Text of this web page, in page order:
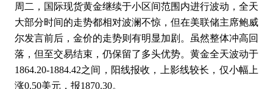
周二，国际现货黄金继续于小区间范围内进行波动，全天
大部分时间的走势都相对波澜不惊，但在美联储主席鲍威
尔发言前后，金价的走势则有明显加剧。虽然整体冲高回
落，但至交易结束，仍保留了多头优势。黄金全天波动于
1864.20-1884.42之间，阳线报收，上影线较长，仅小幅上
涨0.50美元，报1870.30。